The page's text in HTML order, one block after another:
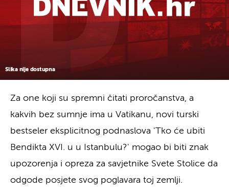
Slika nije dostupna
Za one koji su spremni čitati proročanstva, a
kakvih bez sumnje ima u Vatikanu, novi turski
bestseler eksplicitnog podnaslova 'Tko će ubiti
Bendikta XVI. u u Istanbulu?' mogao bi biti znak
upozorenja i opreza za savjetnike Svete Stolice da
odgode posjete svog poglavara toj zemlji.